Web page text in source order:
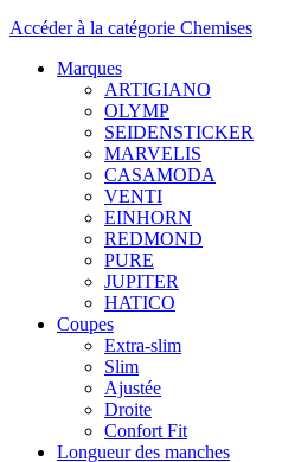
Accéder à la catégorie Chemises
Marques
ARTIGIANO
OLYMP
SEIDENSTICKER
MARVELIS
CASAMODA
VENTI
EINHORN
REDMOND
PURE
JUPITER
HATICO
Coupes
Extra-slim
Slim
Ajustée
Droite
Confort Fit
Longueur des manches